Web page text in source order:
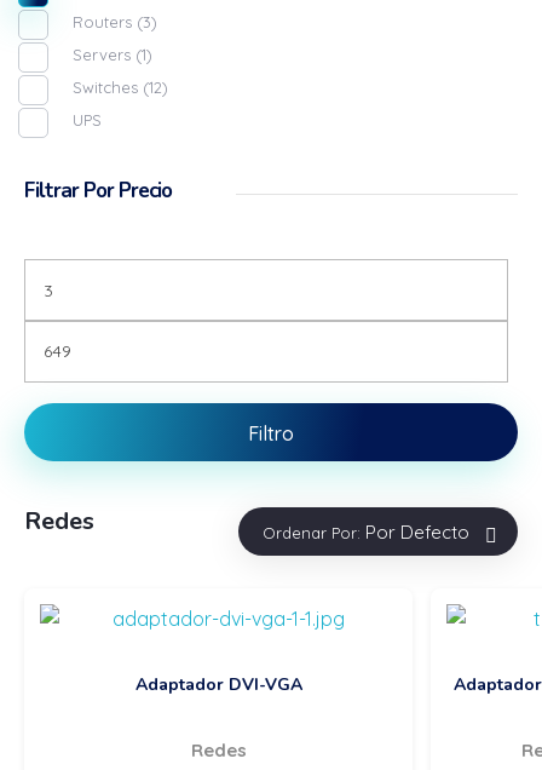
Redes Ordenar Por: Por Defecto
Adaptador DVI-VGA
Redes
Routers (3)
Servers (1)
Switches (12)
UPS
Filtrar Por Precio
Filtro